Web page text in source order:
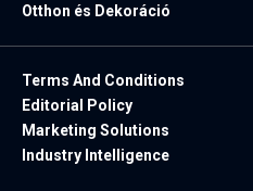
Otthon és Dekoráció
Terms And Conditions
Editorial Policy
Marketing Solutions
Industry Intelligence